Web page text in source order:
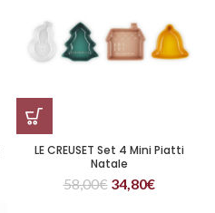
LE CREUSET Set 4 Mini Piatti
Natale
58,00€ 34,80€